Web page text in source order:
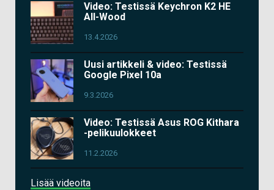
Video: Testissä Keychron K2 HE
All-Wood
13.4.2026
Uusi artikkeli & video: Testissä
Google Pixel 10a
9.3.2026
Video: Testissä Asus ROG Kithara
-pelikuulokkeet
11.2.2026
Lisää videoita